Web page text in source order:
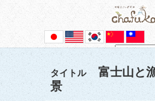
Powered
タイトル
富士山と
景